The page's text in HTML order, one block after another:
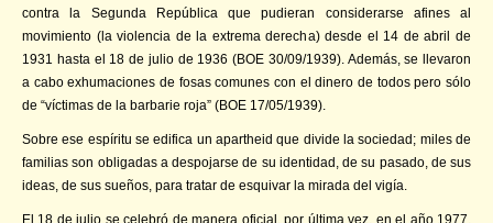
contra la Segunda República que pudieran considerarse afines al
movimiento (la violencia de la extrema derecha) desde el 14 de abril de
1931 hasta el 18 de julio de 1936 (BOE 30/09/1939). Además, se llevaron
a cabo exhumaciones de fosas comunes con el dinero de todos pero sólo
de “víctimas de la barbarie roja” (BOE 17/05/1939).
Sobre ese espíritu se edifica un apartheid que divide la sociedad; miles de
familias son obligadas a despojarse de su identidad, de su pasado, de sus
ideas, de sus sueños, para tratar de esquivar la mirada del vigía.
El 18 de julio se celebró de manera oficial, por última vez, en el año 1977,